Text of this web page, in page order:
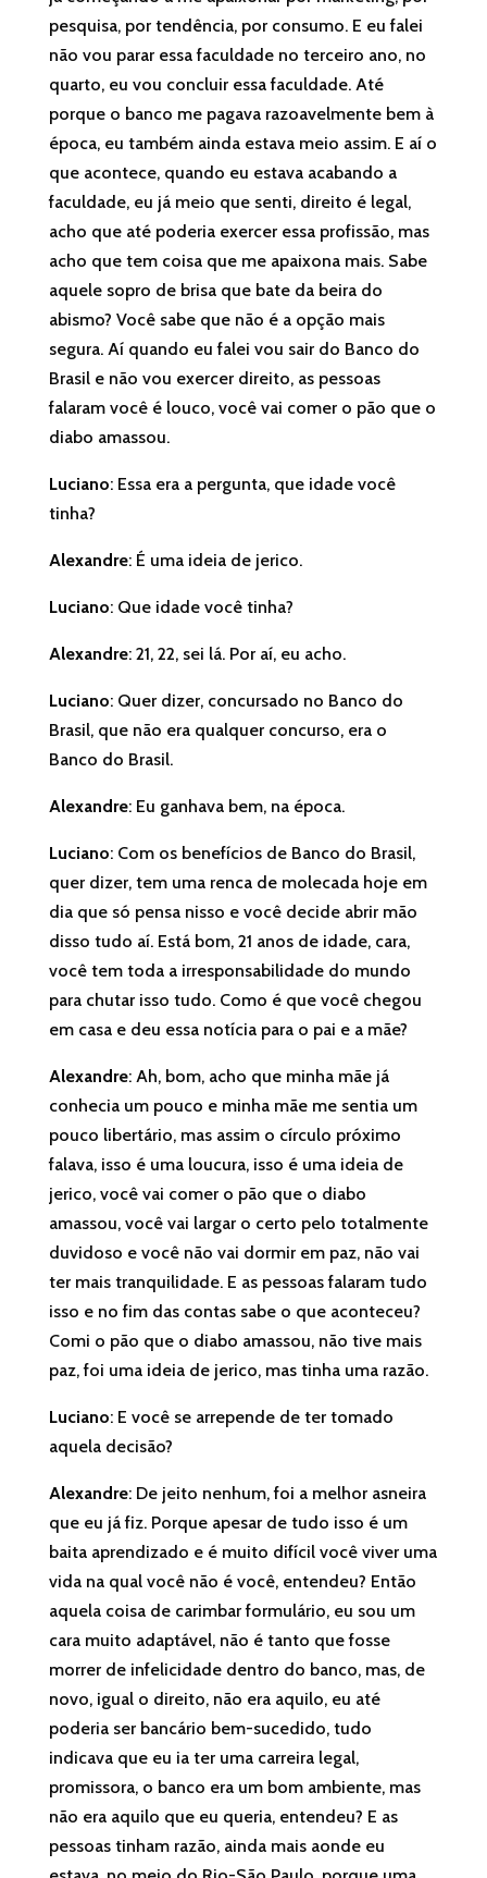
pesquisa, por tendência, por consumo. E eu falei
não vou parar essa faculdade no terceiro ano, no
quarto, eu vou concluir essa faculdade. Até
porque o banco me pagava razoavelmente bem à
época, eu também ainda estava meio assim. E aí o
que acontece, quando eu estava acabando a
faculdade, eu já meio que senti, direito é legal,
acho que até poderia exercer essa profissão, mas
acho que tem coisa que me apaixona mais. Sabe
aquele sopro de brisa que bate da beira do
abismo? Você sabe que não é a opção mais
segura. Aí quando eu falei vou sair do Banco do
Brasil e não vou exercer direito, as pessoas
falaram você é louco, você vai comer o pão que o
diabo amassou.
Luciano: Essa era a pergunta, que idade você
tinha?
Alexandre: É uma ideia de jerico.
Luciano: Que idade você tinha?
Alexandre: 21, 22, sei lá. Por aí, eu acho.
Luciano: Quer dizer, concursado no Banco do
Brasil, que não era qualquer concurso, era o
Banco do Brasil.
Alexandre: Eu ganhava bem, na época.
Luciano: Com os benefícios de Banco do Brasil,
quer dizer, tem uma renca de molecada hoje em
dia que só pensa nisso e você decide abrir mão
disso tudo aí. Está bom, 21 anos de idade, cara,
você tem toda a irresponsabilidade do mundo
para chutar isso tudo. Como é que você chegou
em casa e deu essa notícia para o pai e a mãe?
Alexandre: Ah, bom, acho que minha mãe já
conhecia um pouco e minha mãe me sentia um
pouco libertário, mas assim o círculo próximo
falava, isso é uma loucura, isso é uma ideia de
jerico, você vai comer o pão que o diabo
amassou, você vai largar o certo pelo totalmente
duvidoso e você não vai dormir em paz, não vai
ter mais tranquilidade. E as pessoas falaram tudo
isso e no fim das contas sabe o que aconteceu?
Comi o pão que o diabo amassou, não tive mais
paz, foi uma ideia de jerico, mas tinha uma razão.
Luciano: E você se arrepende de ter tomado
aquela decisão?
Alexandre: De jeito nenhum, foi a melhor asneira
que eu já fiz. Porque apesar de tudo isso é um
baita aprendizado e é muito difícil você viver uma
vida na qual você não é você, entendeu? Então
aquela coisa de carimbar formulário, eu sou um
cara muito adaptável, não é tanto que fosse
morrer de infelicidade dentro do banco, mas, de
novo, igual o direito, não era aquilo, eu até
poderia ser bancário bem-sucedido, tudo
indicava que eu ia ter uma carreira legal,
promissora, o banco era um bom ambiente, mas
não era aquilo que eu queria, entendeu? E as
pessoas tinham razão, ainda mais aonde eu